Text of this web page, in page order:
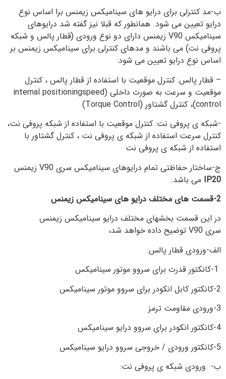
ب-مد کنترلی برای درایو های سینامیکس زیمنس برا اساس نوع
درایو تعیین می شود. همانطور که قبلا نیز گفته شد درایوهای
سینامیکس V90 زیمنس دارای دو نوع ورودی (قطار پالس و شبکه
پروفی نت) می باشند و مدهای کنترلی برای سینامیکس زیمنس بر
اساس نوع درایو تعیین می شود:
– قطار پالس: کنترل موقعیت با استفاده از قطار پالس ، کنترل
موقعیت و سرعت به صورت داخلی (internal positioningspeed
control)، کنترل گشتاور (Torque Control)
-شبکه ی پروفی نت: کنترل موقعیت با استفاده از شبکه پروفی نت،
کنترل سرعت استفاده از شبکه ی پروفی نت ، کنترل گشتاور با
استفاده از شبکه ی پروفی نت
ج-ساختار حفاظتی تمام درایوهای سینامیکس سری V90 زیمنس
IP20 می باشد.
2-قسمت های مختلف درایو های سینامیکس زیمنس
در این قسمت بخشهای مختلف درایو سینامیکس زیمنس
سری V90 توضیح داده خواهد شد،
الف-ورودی قطار پالس:
2-کانکتور کابل انکودر برای سروو موتور سینامیکس
3-ورودی مقاومت ترمز
4-کانکتور انکودر برای سروو درایو سینامیکس
5-کانکتور ورودی / خروجی سروو درایو سینامیکس
ب- ورودی شبکه ی پروفی نت: